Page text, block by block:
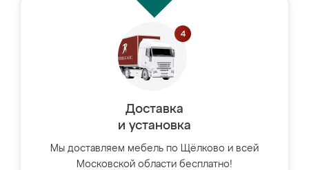
Доставка
и установка
Мы доставляем мебель по Щёлково и всей
Московской области бесплатно!